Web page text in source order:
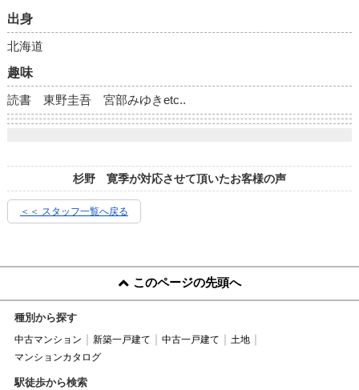
出身
北海道
趣味
読書 東野圭吾 宮部みゆきetc..
杉野 寛季が対応させて頂いたお客様の声
＜＜ スタッフ一覧へ戻る
このページの先頭へ
種別から探す
中古マンション 新築一戸建て 中古一戸建て
土地
マンションカタログ
駅徒歩から検索